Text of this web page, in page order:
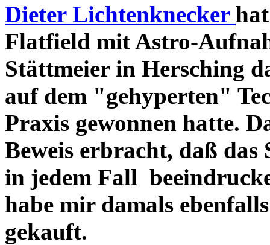
Dieter Lichtenknecker
Flatfield mit Astro-
Stättmeier in Hersching
auf dem "gehyperten"
Praxis gewonnen hatte.
Beweis erbracht, daß das
in jedem Fall
habe mir damals
gekauft.